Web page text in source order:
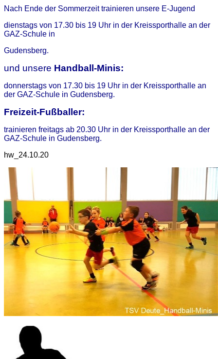
Nach Ende der Sommerzeit trainieren unsere E-Jugend
dienstags von 17.30 bis 19 Uhr in der Kreissporthalle an der
GAZ-Schule in
Gudensberg.
und unsere Handball-Minis:
donnerstags von 17.30 bis 19 Uhr in der Kreissporthalle an
der GAZ-Schule in Gudensberg.
Freizeit-Fußballer:
trainieren freitags ab 20.30 Uhr in der Kreissporthalle an der
GAZ-Schule in Gudensberg.
hw_24.10.20